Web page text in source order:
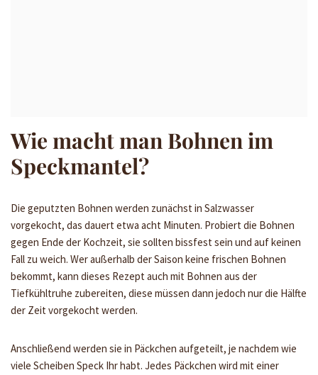
Wie macht man Bohnen im
Speckmantel?
Die geputzten Bohnen werden zunächst in Salzwasser
vorgekocht, das dauert etwa acht Minuten. Probiert die Bohnen
gegen Ende der Kochzeit, sie sollten bissfest sein und auf keinen
Fall zu weich. Wer außerhalb der Saison keine frischen Bohnen
bekommt, kann dieses Rezept auch mit Bohnen aus der
Tiefkühltruhe zubereiten, diese müssen dann jedoch nur die Hälfte
der Zeit vorgekocht werden.
Anschließend werden sie in Päckchen aufgeteilt, je nachdem wie
viele Scheiben Speck Ihr habt. Jedes Päckchen wird mit einer